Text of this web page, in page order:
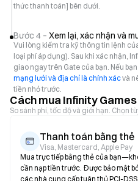
thức thanh toán] bên dưới.
Bước 4 – Xem lại, xác nhận và
Vui lòng kiểm tra kỹ thông tin lệnh
loại phí áp dụng). Sau khi xác nhận,
giao ngay trên Gate của bạn. Nếu
mạng lưới và địa chỉ là chính xácvà
tiền nhỏ trước.
Cách mua Infinity
So sánh phí, tốc độ và giới hạn. Chọn
Thanh toán bằng thẻ
Visa, Mastercard, Apple Pay
Mua trực tiếp bằng thẻ của
cần nạp tiền trước. Được bảo mật
các nhà cung cấp tuân thủ PCI-DSS.